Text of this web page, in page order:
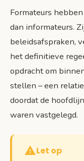
Formateurs
dan informateurs.
beleidsafspraken,
het definitieve
opdracht om
stellen – een
doordat de
waren vastgelegd.
Let op